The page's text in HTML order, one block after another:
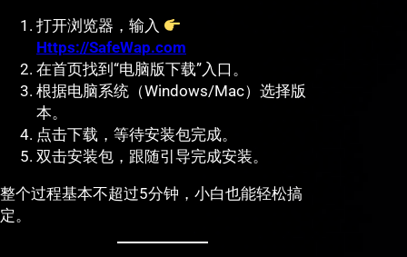
打开浏览器，输入
Https://SafeWap.com
在首页找到“电脑版下载”入口。
根据电脑系统（Windows/Mac）选择版
本。
点击下载，等待安装包完成。
双击安装包，跟随引导完成安装。
整个过程基本不超过5分钟，小白也能轻松搞
定。